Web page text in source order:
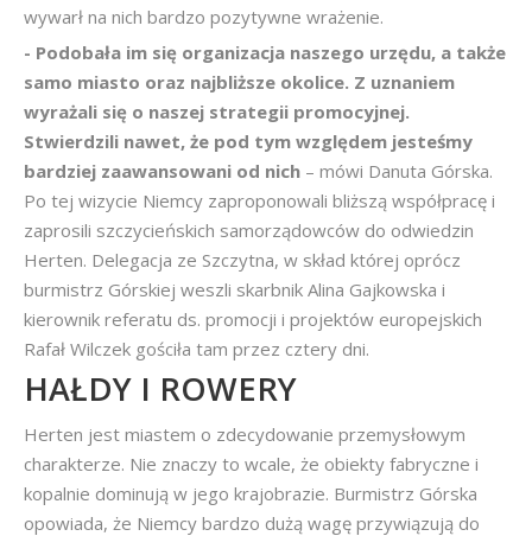
wywarł na nich bardzo pozytywne wrażenie.
- Podobała im się organizacja naszego urzędu, a także
samo miasto oraz najbliższe okolice. Z uznaniem
wyrażali się o naszej strategii promocyjnej.
Stwierdzili nawet, że pod tym względem jesteśmy
bardziej zaawansowani od nich – mówi Danuta Górska.
Po tej wizycie Niemcy zaproponowali bliższą współpracę i
zaprosili szczycieńskich samorządowców do odwiedzin
Herten. Delegacja ze Szczytna, w skład której oprócz
burmistrz Górskiej weszli skarbnik Alina Gajkowska i
kierownik referatu ds. promocji i projektów europejskich
Rafał Wilczek gościła tam przez cztery dni.
HAŁDY I ROWERY
Herten jest miastem o zdecydowanie przemysłowym
charakterze. Nie znaczy to wcale, że obiekty fabryczne i
kopalnie dominują w jego krajobrazie. Burmistrz Górska
opowiada, że Niemcy bardzo dużą wagę przywiązują do